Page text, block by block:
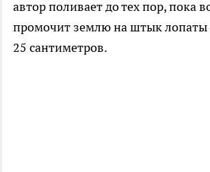
автор поливает до тех пор, пока
промочит землю на штык
25 сантиметров.